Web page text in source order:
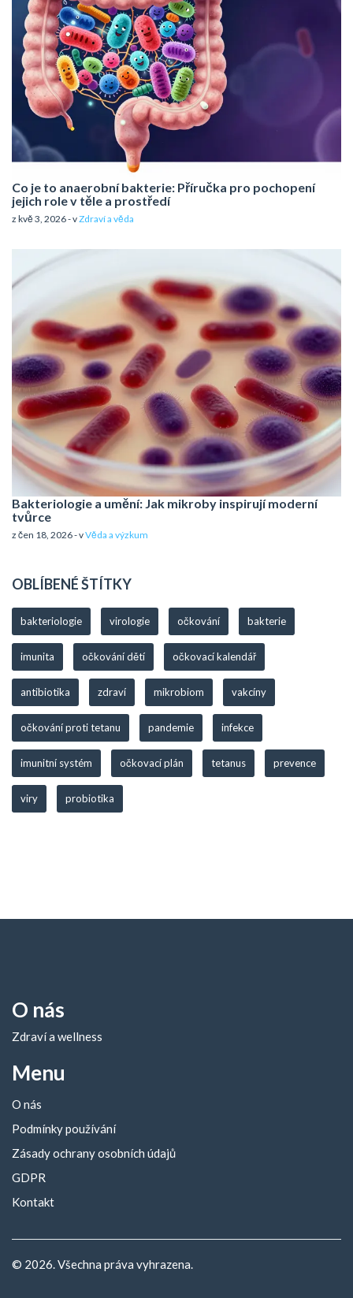
Co je to anaerobní bakterie: Příručka pro pochopení
jejich role v těle a prostředí
z kvě 3, 2026 - vZdraví a věda
Bakteriologie a umění: Jak mikroby inspirují moderní
tvůrce
z čen 18, 2026 - vVěda a výzkum
OBLÍBENÉ ŠTÍTKY
bakteriologie virologie očkování bakterie
imunita očkování dětí očkovací kalendář
antibiotika zdraví mikrobiom vakcíny
očkování proti tetanu pandemie infekce
imunitní systém očkovací plán tetanus prevence
viry probiotika
O nás
Zdraví a wellness
Menu
O nás
Podmínky používání
Zásady ochrany osobních údajů
GDPR
Kontakt
© 2026. Všechna práva vyhrazena.